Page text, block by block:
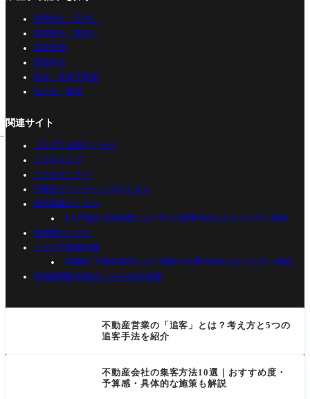
売買仲介（元付）
売買仲介（客付）
賃貸管理
賃貸仲介
収益・投資不動産
仕入れ・開発
関連サイト
【公式】追客のミカタ
ミカタストア
ミカタセミナー
不動産フランチャイズのミカタ
役所調査のミカタ
【入門編】役所調査とは？8つの調査項目をわかりやすく解説
借地権のミカタ
ミカタ不動産転職
【図解】不動産業界とは？種類や仕事内容をわかりやすく解説
宅地建物取引業法｜e-Gov法令検索
不動産営業の「追客」とは？考え方と5つの
追客手法を紹介
不動産会社の集客方法10選｜おすすめ度・
予算感・具体的な施策も解説